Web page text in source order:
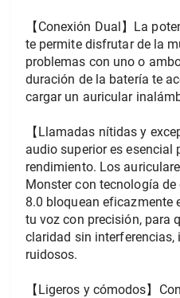
【Conexión Dual】La
te permite disfrutar de la
problemas con uno o
duración de la batería te
cargar un auricular
【Llamadas nítidas y
audio superior es esencial
rendimiento. Los
Monster con tecnología
8.0 bloquean eficazmente
tu voz con precisión, para
claridad sin interferencias,
ruidosos.
【Ligeros y cómodos】